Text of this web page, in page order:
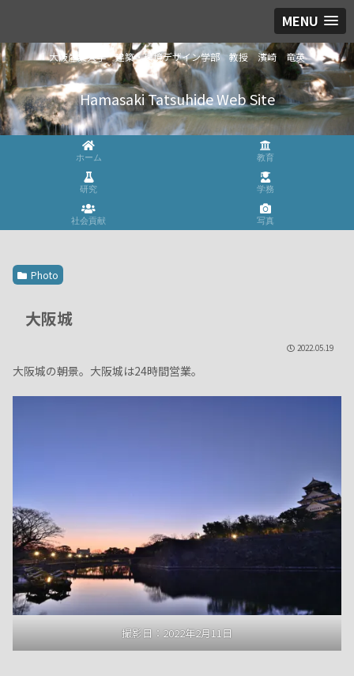
MENU
大阪産業大学 建築・環境デザイン学部 教授 濱崎 竜英
Hamasaki Tatsuhide Web Site
ホーム 教育
研究 学務
社会貢献 写真
Photo
大阪城
2022.05.19
大阪城の朝景。大阪城は24時間営業。
撮影日：2022年2月11日